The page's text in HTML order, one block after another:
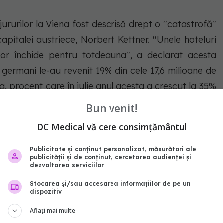
la Viena fost descrisă drept o ''catastrofă''
austriece, Norbert Kettner. ''Unele hoteluri
închide pentru totdeauna'', a declarat acesta
le-au revenit 19% din cele 17,6 milioane de
procent care în iulie anul acesta a crescut la 35%
veniţi din alte ţări în contextul pandemiei.
Bun venit!
DC Medical vă cere consimțământul
Publicitate și conținut personalizat, măsurători ale
publicității și de conținut, cercetarea audienței și
dezvoltarea serviciilor
Stocarea și/sau accesarea informațiilor de pe un
dispozitiv
Aflați mai multe